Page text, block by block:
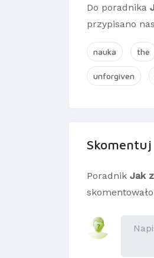
Do poradnika
przypisano
nauka the
unforgiven
Poradnik Jak